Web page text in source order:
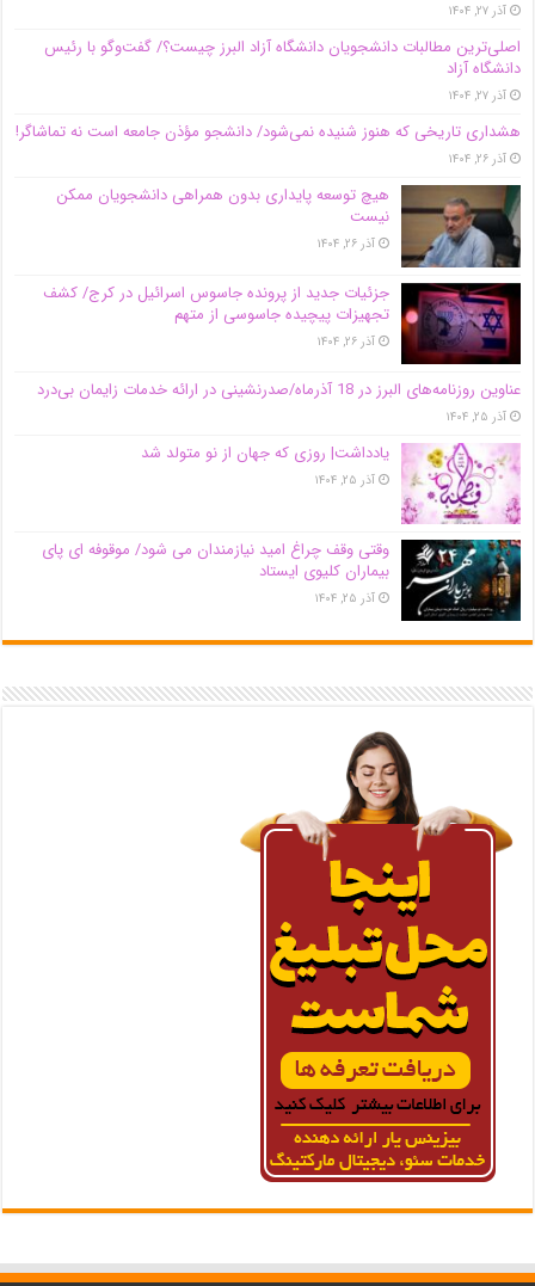
آذر ۲۷, ۱۴۰۴
اصلی‌ترین مطالبات دانشجویان دانشگاه آزاد البرز چیست؟/ گفت‌وگو با رئیس
دانشگاه آز‌اد
آذر ۲۷, ۱۴۰۴
هشداری تاریخی که هنوز شنیده نمی‌شود/ دانشجو مؤذن جامعه است نه تماشاگر!
آذر ۲۶, ۱۴۰۴
هیچ توسعه پایداری بدون همراهی دانشجویان ممکن
نیست
آذر ۲۶, ۱۴۰۴
جزئیات جدید از پرونده جاسوس اسرائیل در کرج/‌ کشف
تجهیزات پیچیده جاسوسی از متهم
آذر ۲۶, ۱۴۰۴
عناوین روزنامه‌های البرز در ‌18 آذرماه/صدرنشینی در ارائه خدمات زایمان بی‌درد
آذر ۲۵, ۱۴۰۴
یادداشت| روزی که جهان از نو متولد شد
آذر ۲۵, ۱۴۰۴
وقتی وقف چراغ امید نیازمندان می شود/ موقوفه ای پای
بیماران کلیوی ایستاد
آذر ۲۵, ۱۴۰۴